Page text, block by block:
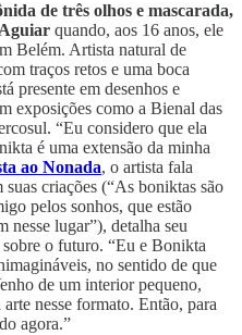
de três olhos e mascarada,
quando, aos 16 anos, ele
Belém. Artista natural de
traços retos e uma boca
presente em desenhos e
exposições como a Bienal das
“Eu considero que ela
é uma extensão da minha
ao Nonada, o artista fala
criações (“As boniktas são
pelos sonhos, que estão
nesse lugar”), detalha seu
o futuro. “Eu e Bonikta
no sentido de que
de um interior pequeno,
nesse formato. Então, para
agora.”